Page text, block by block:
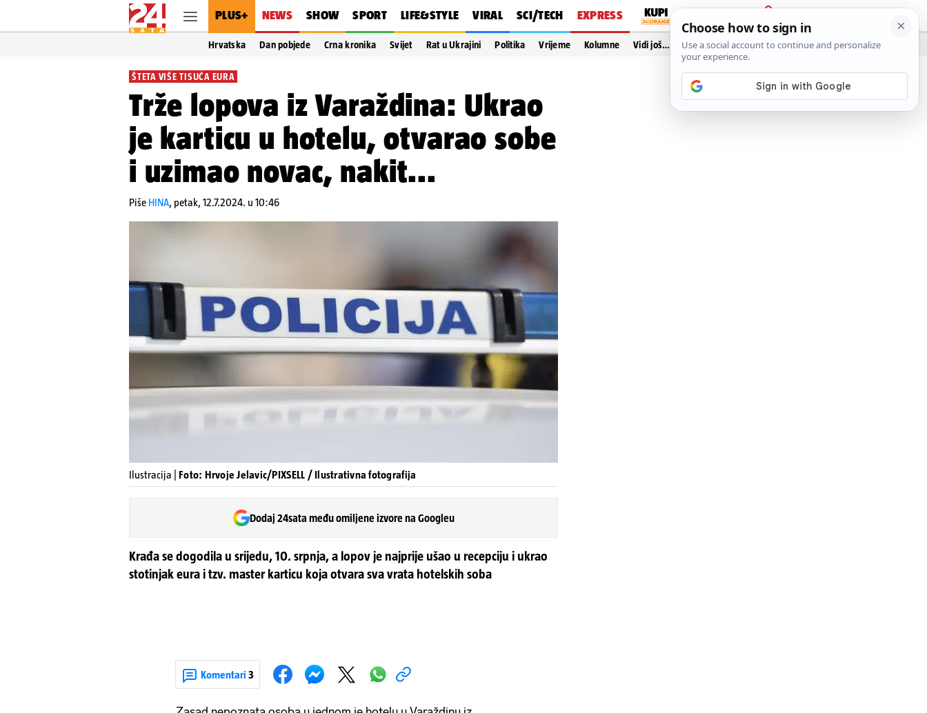
PLUS+ NEWS SHOW SPORT LIFE&STYLE VIRAL SCI/TECH EXPRESS
PRIJAVA
Hrvatska Dan pobjede Crna kronika Svijet Rat u Ukrajini Politika Vrijeme Kolumne Vidi još…
ŠTETA VIŠE TISUĆA EURA
Trže lopova iz Varaždina: Ukrao
je karticu u hotelu, otvarao sobe
i uzimao novac, nakit...
Piše HINA, petak, 12.7.2024. u 10:46
Ilustracija | Foto: Hrvoje Jelavic/PIXSELL / Ilustrativna fotografija
Dodaj 24sata među omiljene izvore na Googleu
Krađa se dogodila u srijedu, 10. srpnja, a lopov je najprije ušao u recepciju i ukrao
stotinjak eura i tzv. master karticu koja otvara sva vrata hotelskih soba
Komentari 3